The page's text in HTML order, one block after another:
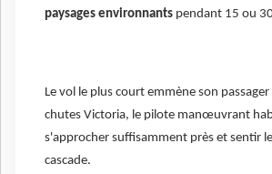
paysages environnants pendant 15 ou
Le vol le plus court emmène son
chutes Victoria, le pilote manœuvrant
s'approcher suffisamment près et sentir
cascade.